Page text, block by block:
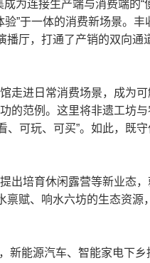
为连接生产端与消费端的“
”于一体的消费新场景。丰
播厅，打通了产销的双向通
走进日常消费场景，成为
的范例。这里将非遗工坊
可玩、可买”。如此，既
出培育休闲露营等新业态
禀赋、响水六坊的生态资源
新能源汽车、智能家电下